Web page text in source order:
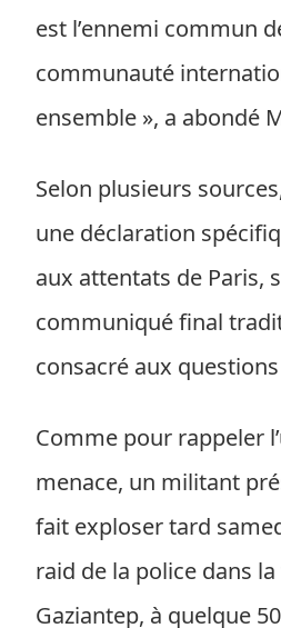
est l’ennemi commun
communauté
ensemble », a abondé
Selon plusieurs
une déclaration
aux attentats de Paris,
communiqué final
consacré aux
Comme pour rappeler
menace, un militant
fait exploser tard
raid de la police dans
Gaziantep, à quelque